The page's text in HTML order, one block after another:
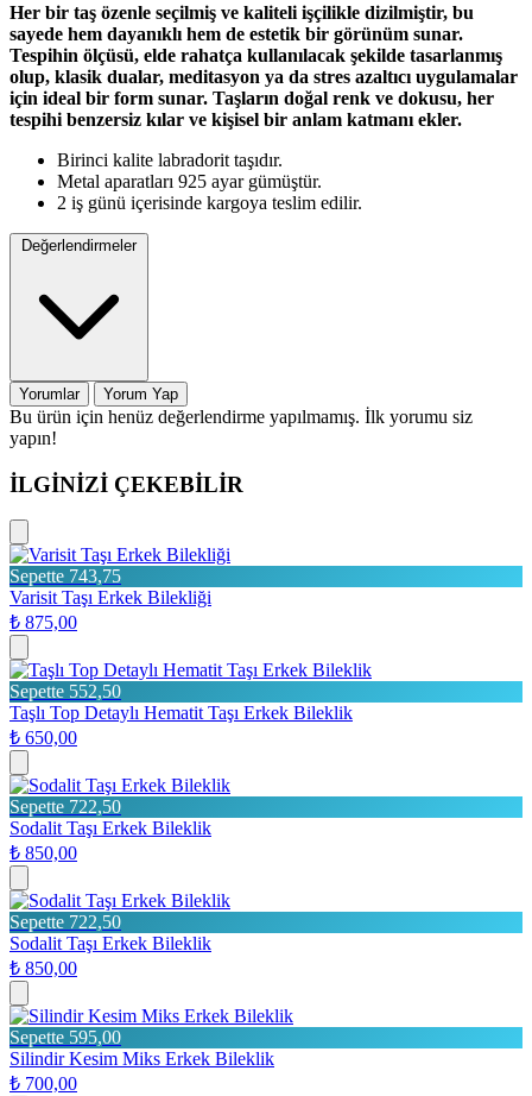
Her bir taş özenle seçilmiş ve kaliteli işçilikle dizilmiştir, bu
sayede hem dayanıklı hem de estetik bir görünüm sunar.
Tespihin ölçüsü, elde rahatça kullanılacak şekilde tasarlanmış
olup, klasik dualar, meditasyon ya da stres azaltıcı uygulamalar
için ideal bir form sunar. Taşların doğal renk ve dokusu, her
tespihi benzersiz kılar ve kişisel bir anlam katmanı ekler.
Birinci kalite labradorit taşıdır.
Metal aparatları 925 ayar gümüştür.
2 iş günü içerisinde kargoya teslim edilir.
Değerlendirmeler
Yorumlar Yorum Yap
Bu ürün için henüz değerlendirme yapılmamış. İlk yorumu siz
yapın!
İLGİNİZİ ÇEKEBİLİR
Sepette 743,75
Varisit Taşı Erkek Bilekliği
₺ 875,00
Sepette 552,50
Taşlı Top Detaylı Hematit Taşı Erkek Bileklik
₺ 650,00
Sepette 722,50
Sodalit Taşı Erkek Bileklik
₺ 850,00
Sepette 722,50
Sodalit Taşı Erkek Bileklik
₺ 850,00
Sepette 595,00
Silindir Kesim Miks Erkek Bileklik
₺ 700,00